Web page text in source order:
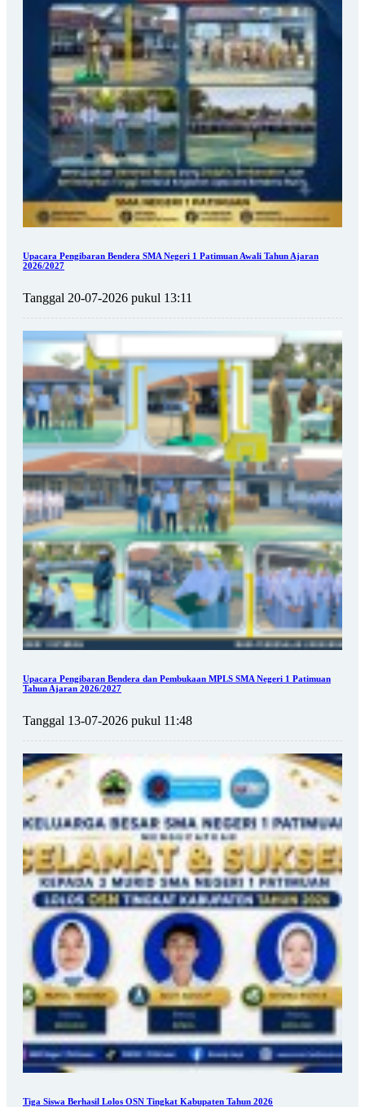
Upacara Pengibaran Bendera SMA Negeri 1 Patimuan Awali Tahun Ajaran
2026/2027
Tanggal 20-07-2026 pukul 13:11
Upacara Pengibaran Bendera dan Pembukaan MPLS SMA Negeri 1 Patimuan
Tahun Ajaran 2026/2027
Tanggal 13-07-2026 pukul 11:48
Tiga Siswa Berhasil Lolos OSN Tingkat Kabupaten Tahun 2026